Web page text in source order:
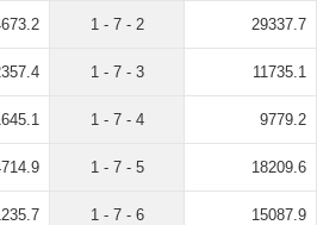
1 - 7 - 2 29337.7
1 - 7 - 3 11735.1
1 - 7 - 4 9779.2
1 - 7 - 5 18209.6
1 - 7 - 6 15087.9